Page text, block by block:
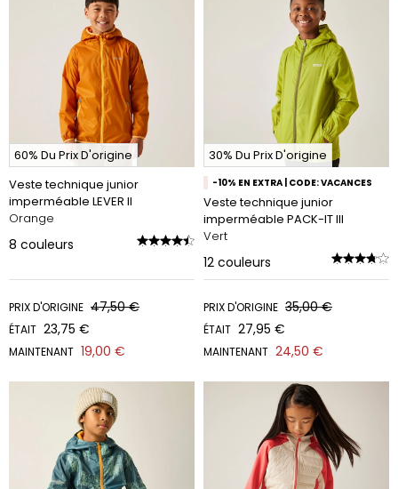
60% Du Prix D'origine
Veste technique junior
imperméable LEVER II
Orange
8 couleurs
PRIX D'ORIGINE 47,50 €
ÉTAIT 23,75 €
MAINTENANT 19,00 €
30% Du Prix D'origine
-10% EN EXTRA | CODE: VACANCES
Veste technique junior
imperméable PACK-IT III
Vert
12 couleurs
PRIX D'ORIGINE 35,00 €
ÉTAIT 27,95 €
MAINTENANT 24,50 €